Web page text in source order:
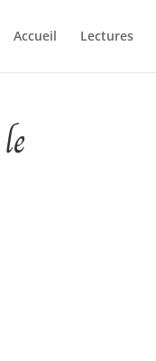
Accueil Lectures